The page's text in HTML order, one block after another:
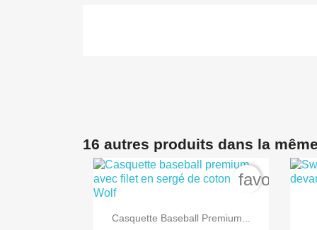
16 autres produits dans la
 Aperçu rapide
Casquette Baseball Premium...